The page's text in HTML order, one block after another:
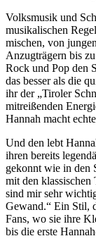
Volksmusik und
musikalischen
mischen, von
Anzugträgern bis
Rock und Pop den
das besser als die
ihr der „Tiroler
mitreißenden
Hannah macht
Und den lebt
ihren bereits
gekonnt wie in den
mit den
sind mir sehr
Gewand.“ Ein Stil,
Fans, wo sie ihre
bis die erste